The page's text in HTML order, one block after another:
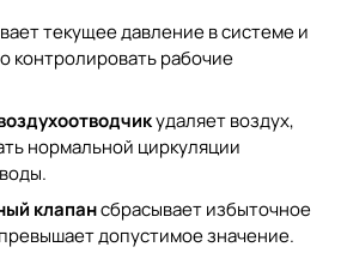
текущее давление в системе и
контролировать рабочие
удаляет воздух,
нормальной циркуляции
клапансбрасывает избыточное
допустимое значение.